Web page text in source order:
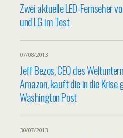
Zwei aktuelle LED-Fernseher
und LG im Test
07/08/2013
Jeff Bezos, CEO des
Amazon, kauft die in die Krise
Washington Post
30/07/2013